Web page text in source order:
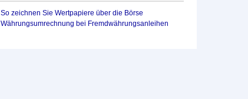
So zeichnen Sie Wertpapiere über die Börse
Währungsumrechnung bei Fremdwährungsanleihen